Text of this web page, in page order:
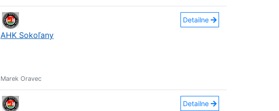
AHK Sokoľany
Detailne
Marek Oravec
Detailne